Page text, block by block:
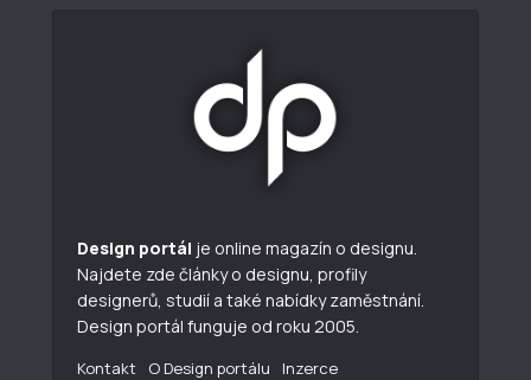
Design portál je online magazín o designu.
Najdete zde články o designu, profily
designerů, studií a také nabídky zaměstnání.
Design portál funguje od roku 2005.
Kontakt O Design portálu Inzerce